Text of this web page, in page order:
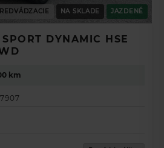
NA SKLADE JAZDENÉ
DYNAMIC HSE
km